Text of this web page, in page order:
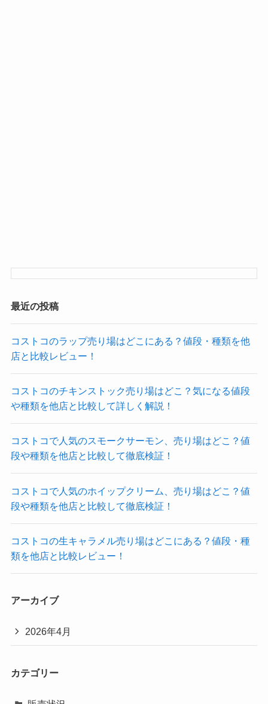
最近の投稿
コストコのラップ売り場はどこにある？値段・種類を他
店と比較レビュー！
コストコのチキンストック売り場はどこ？気になる値段
や種類を他店と比較して詳しく解説！
コストコで人気のスモークサーモン、売り場はどこ？値
段や種類を他店と比較して徹底検証！
コストコで人気のホイップクリーム、売り場はどこ？値
段や種類を他店と比較して徹底検証！
コストコの生キャラメル売り場はどこにある？値段・種
類を他店と比較レビュー！
アーカイブ
2026年4月
カテゴリー